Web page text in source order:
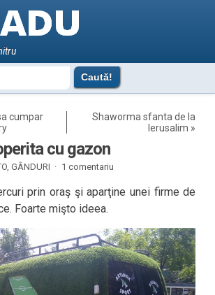
cumpar
Shaworma sfanta de la
Ierusalim »
cu gazon
,GÂNDURI · 1 comentariu
prin oraş şi aparţine unei firme de
Foarte mişto ideea.